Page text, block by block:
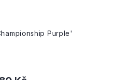
Purple'